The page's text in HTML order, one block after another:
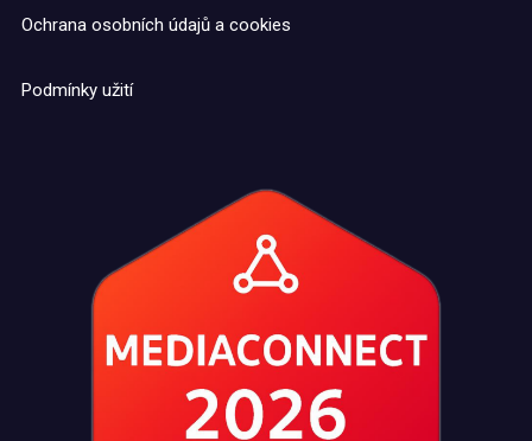
Ochrana osobních údajů a cookies
Podmínky užití